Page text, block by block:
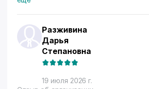
Разживина
Дарья
Степановна
19 июля 2026 г.